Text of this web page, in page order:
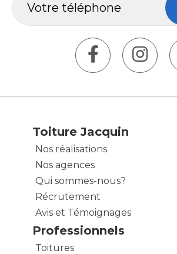
Toiture Jacquin
Nos réalisations
Nos agences
Qui sommes-nous?
Récrutement
Avis et Témoignages
Professionnels
Toitures